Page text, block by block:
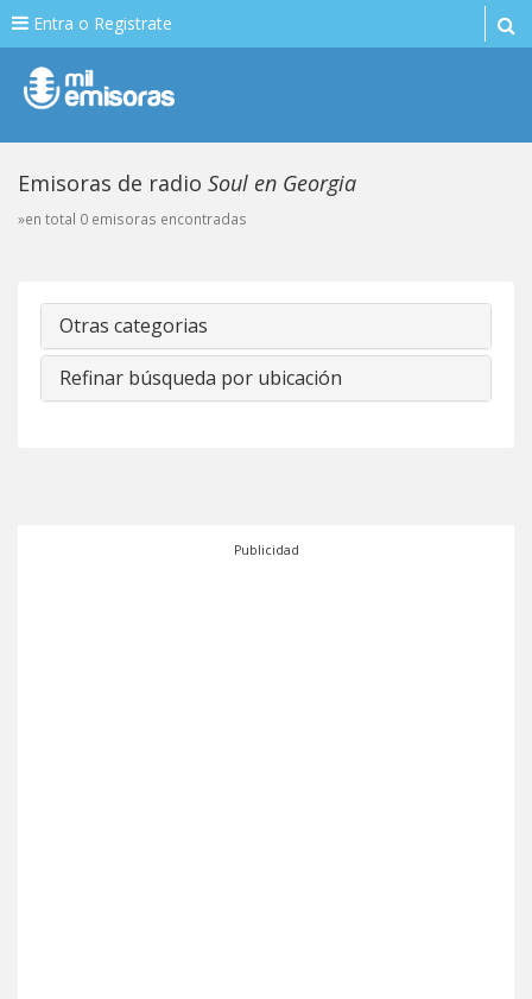
Entra o Registrate
Emisoras de radio Soul en Georgia
»en total 0 emisoras encontradas
Otras categorias
Refinar búsqueda por ubicación
Publicidad